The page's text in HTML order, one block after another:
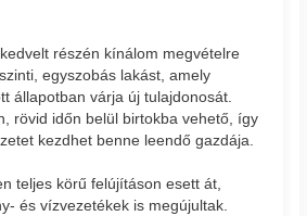
részén kínálom megvételre
egyszobás lakást, amely
állapotban várja új tulajdonosát.
rövid időn belül birtokba vehető, így
kezdhet benne leendő gazdája.
teljes körű felújításon esett át,
és vízvezetékek is megújultak.